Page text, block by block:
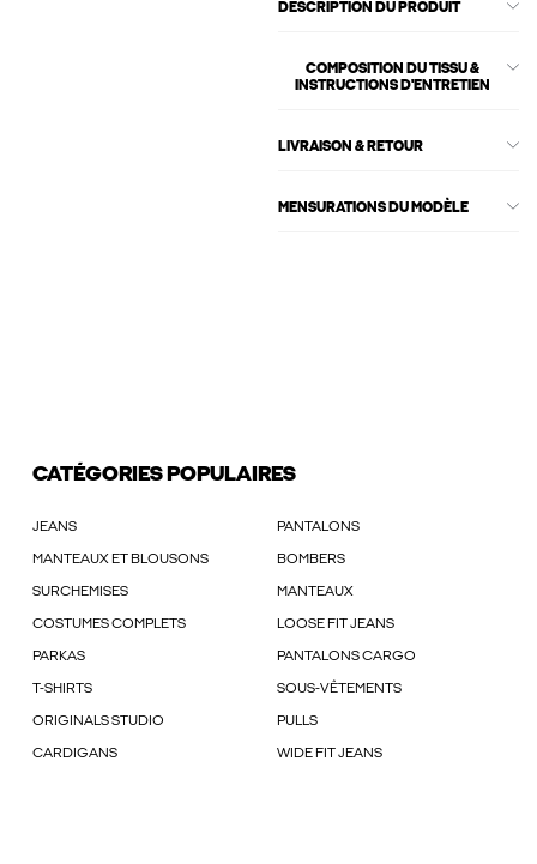
DESCRIPTION DU PRODUIT
COMPOSITION DU TISSU &
INSTRUCTIONS D'ENTRETIEN
LIVRAISON & RETOUR
MENSURATIONS DU MODÈLE
CATÉGORIES POPULAIRES
JEANS PANTALONS
MANTEAUX ET BLOUSONS BOMBERS
SURCHEMISES MANTEAUX
COSTUMES COMPLETS LOOSE FIT JEANS
PARKAS PANTALONS CARGO
T-SHIRTS SOUS-VÊTEMENTS
ORIGINALS STUDIO PULLS
CARDIGANS WIDE FIT JEANS